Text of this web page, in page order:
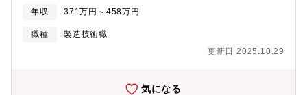
（天井クレーン業務については、資格をお持ちでない方は会社が
資格取得費用を負担致します）・産業廃棄物の処理に係る手続き
（在庫管理、引取り手配、契約管理など）・上記に付随する事務
ますが、最初に原材料の受入検査から経験を積んでいただき、そ
アアップすることができます
年収 371万円～458万円
職種
製造技術職
更新日 2025.10.29
気になる